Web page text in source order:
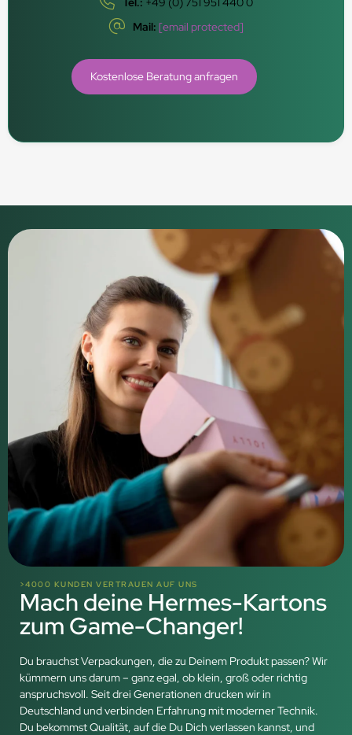
Mail: [email protected]
Kostenlose Beratung anfragen
>4000 KUNDEN VERTRAUEN AUF UNS
Mach deine Hermes-Kartons
zum Game-Changer!
Du brauchst Verpackungen, die zu Deinem Produkt passen? Wir
kümmern uns darum – ganz egal, ob klein, groß oder richtig
anspruchsvoll. Seit drei Generationen drucken wir in
Deutschland und verbinden Erfahrung mit moderner Technik.
Du bekommst Qualität, auf die Du Dich verlassen kannst, und